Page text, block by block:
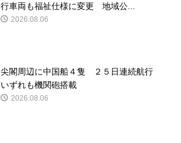
行車両も福祉仕様に変更 地域公...
2026.08.06
尖閣周辺に中国船４隻 ２５日連続航行
いずれも機関砲搭載
2026.08.06